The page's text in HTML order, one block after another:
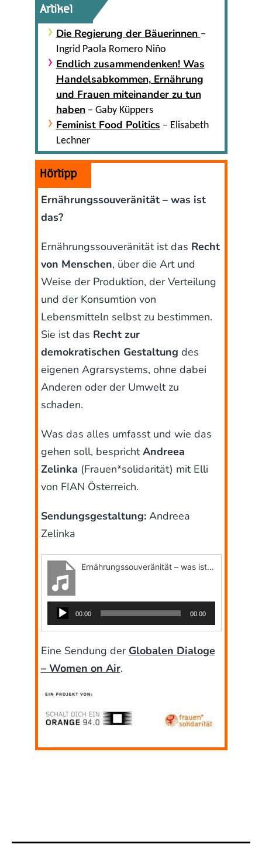
Artikel
Die Regierung der Bäuerinnen –
Ingrid Paola Romero Niño
Endlich zusammendenken! Was
Handelsabkommen, Ernährung
und Frauen miteinander zu tun
haben– Gaby Küppers
Feminist Food Politics – Elisabeth
Lechner
Hörtipp
Ernährungssouveränität – was ist
das?
Ernährungssouveränität ist das Recht
von Menschen, über die Art und
Weise der Produktion, der Verteilung
und der Konsumtion von
Lebensmitteln selbst zu bestimmen.
Sie ist das Recht zur
demokratischen Gestaltung des
eigenen Agrarsystems, ohne dabei
Anderen oder der Umwelt zu
schaden.
Was das alles umfasst und wie das
gehen soll, besprichtAndreea
Zelinka (Frauen*solidarität) mit Elli
von FIAN Österreich.
Sendungsgestaltung: Andreea
Zelinka
Ernährungssouveränität – was ist das?
d
o
-
l
y
00:00 00:00
Eine Sendung der Globalen Dialoge
– Women on Air.